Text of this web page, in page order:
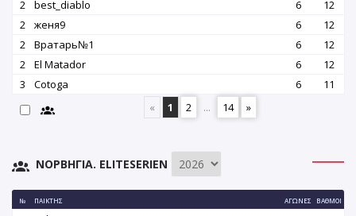
2
best_diablo 6
12
2
женя9 6
12
2
Вратарь№1 6
12
2
El Matador 6
12
3
Cotoga 6
11
«
1 2 ... 14 »
ΝΟΡΒΗΓΊΑ. ELITESERIEN
№ ΠΑΊΚΤΗΣ ΑΓΏΝΕΣ ΒΑΘΜΟΊ